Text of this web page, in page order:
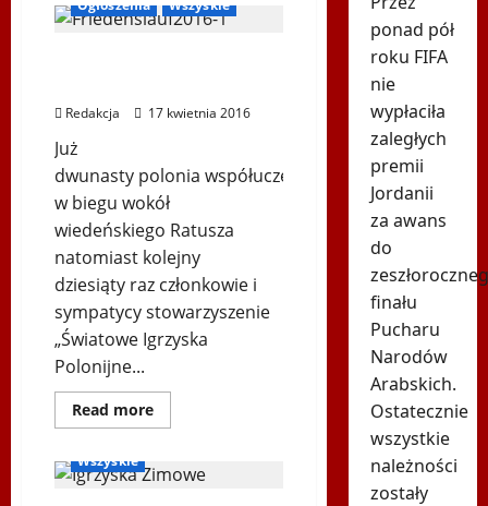
Spotkanie
z
Polonijnego
Ogłoszenia Wszyskie
Redakcja 17 kwietnia 2016
Już
dwunasty polonia współuczestniczy
w biegu wokół
wiedeńskiego Ratusza
natomiast kolejny
dziesiąty raz członkowie i
sympatycy stowarzyszenie
„Światowe Igrzyska
Polonijne...
Read moreDowiedz
się
15.
Bieg
Igrzyska Zimowe
Ogłoszenia
Podkarpackie 2016
Wszyskie
ponad pół
roku FIFA
nie
wypłaciła
zaległych
premii
Jordanii
za awans
do
finału
Pucharu
Narodów
Arabskich.
Ostatecznie
wszystkie
należności
zostały